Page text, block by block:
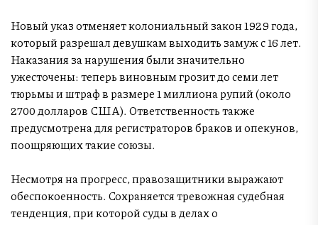
Новый указ отменяет колониальный закон 1929 года,
который разрешал девушкам выходить замуж с 16 лет.
Наказания за нарушения были значительно
ужесточены: теперь виновным грозит до семи лет
тюрьмы и штраф в размере 1 миллиона рупий (около
2700 долларов США). Ответственность также
предусмотрена для регистраторов браков и опекунов,
поощряющих такие союзы.
Несмотря на прогресс, правозащитники выражают
обеспокоенность. Сохраняется тревожная судебная
тенденция, при которой суды в делах о